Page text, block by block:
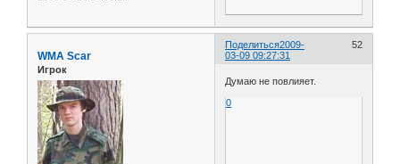
Поделиться 52
2009-
03-09 09:27:31
WMA Scar
Игрок
Думаю не повлияет.
0